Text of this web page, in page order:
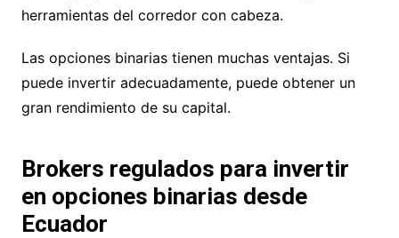
herramientas del corredor con cabeza.
Las opciones binarias tienen muchas ventajas. Si
puede invertir adecuadamente, puede obtener un
gran rendimiento de su capital.
Brokers regulados para invertir
en opciones binarias desde
Ecuador